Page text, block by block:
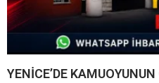
YENİCE’DE